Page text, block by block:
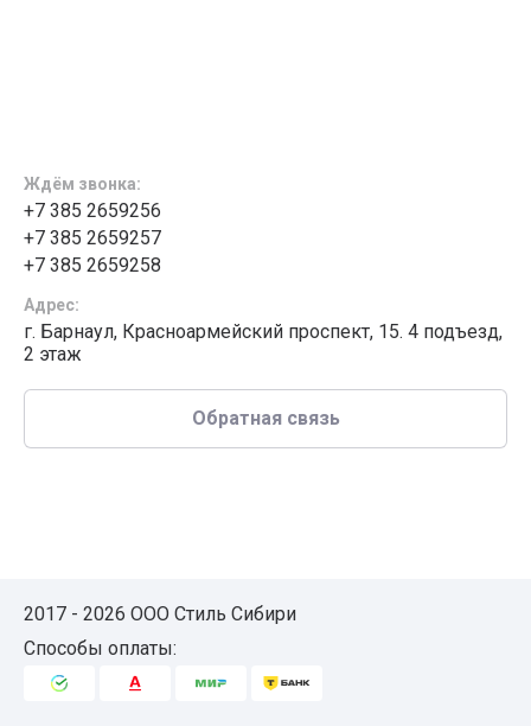
Ждём звонка:
+7 385 2659256
+7 385 2659257
+7 385 2659258
Адрес:
г. Барнаул, Красноармейский проспект, 15. 4 подъезд,
2 этаж
Обратная связь
2017 - 2026 ООО Стиль Сибири
Способы оплаты: